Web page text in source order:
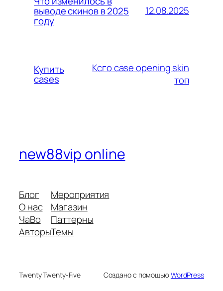
выводе скинов в 2025
году
12.08.2025
Купить
cases
Ксго case opening skin
топ
new88vip online
Блог
О нас
ЧаВо
Авторы
Мероприятия
Магазин
Паттерны
Темы
Twenty Twenty-Five Создано с помощьюWordPress